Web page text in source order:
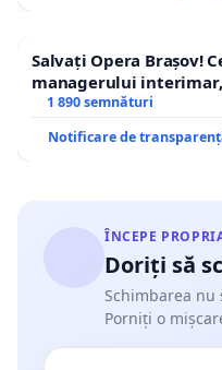
Salvați Opera Brașov!
managerului
1 890 semnături
Notificare de
ÎNCEPE
Doriți să
Schimbarea nu
Porniți o